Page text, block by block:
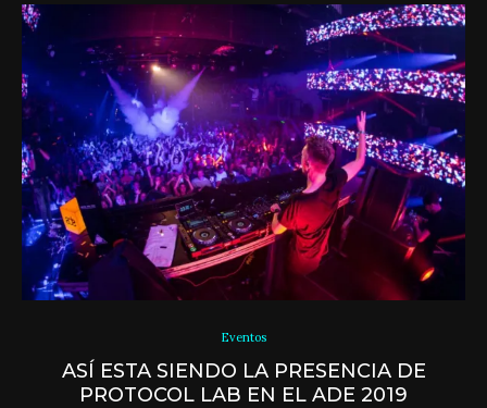
Eventos
ASÍ ESTA SIENDO LA PRESENCIA DE
PROTOCOL LAB EN EL ADE 2019